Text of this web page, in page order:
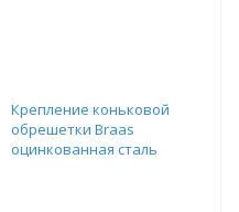
Крепление коньковой
обрешетки Braas
оцинкованная сталь